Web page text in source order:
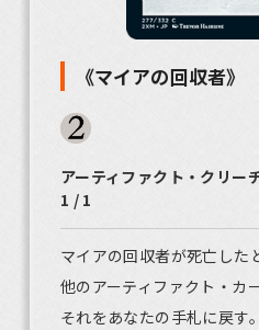
《マイアの回収者》
アーティファクト・クリ
1 / 1
マイアの回収者が死亡した
他のアーティファクト・カ
それをあなたの手札に戻す。